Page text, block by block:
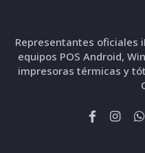
Representantes oficiales
equipos POS Android,
impresoras térmicas y